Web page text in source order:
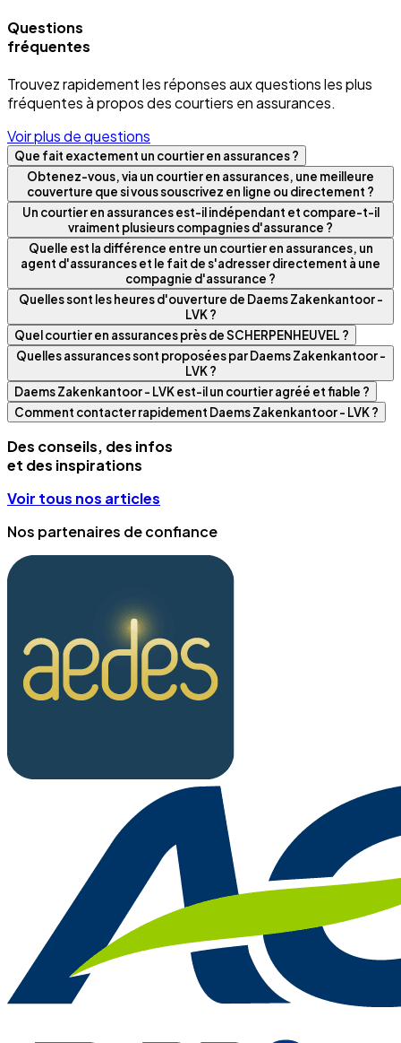
Questions
fréquentes
Trouvez rapidement les réponses aux questions les plus
fréquentes à propos des courtiers en assurances.
Voir plus de questions
Que fait exactement un courtier en assurances ?
Obtenez-vous, via un courtier en assurances, une meilleure
couverture que si vous souscrivez en ligne ou directement ?
Un courtier en assurances est-il indépendant et compare-t-il
vraiment plusieurs compagnies d'assurance ?
Quelle est la différence entre un courtier en assurances, un
agent d'assurances et le fait de s'adresser directement à une
compagnie d'assurance ?
Quelles sont les heures d'ouverture de Daems Zakenkantoor -
LVK ?
Quel courtier en assurances près de SCHERPENHEUVEL ?
Quelles assurances sont proposées par Daems Zakenkantoor -
LVK ?
Daems Zakenkantoor - LVK est-il un courtier agréé et fiable ?
Comment contacter rapidement Daems Zakenkantoor - LVK ?
Des conseils, des infos
et des inspirations
Voir tous nos articles
Nos partenaires de confiance